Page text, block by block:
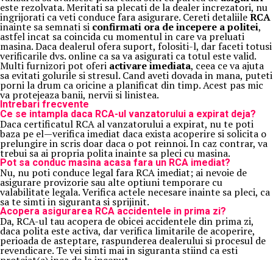
este rezolvata. Meritati sa plecati de la dealer increzatori, nu
ingrijorati ca veti conduce fara asigurare. Cereti detaliileRCA
inainte sa semnati si confirmati ora de incepere a politei,
astfel incat sa coincida cu momentul in care va preluati
masina. Daca dealerul ofera suport, folositi-l, dar faceti totusi
verificarile dvs. online ca sa va asigurati ca totul este valid.
Multi furnizori pot oferi activare imediata, ceea ce va ajuta
sa evitati golurile si stresul. Cand aveti dovada in mana, puteti
porni la drum ca oricine a planificat din timp. Acest pas mic
va protejeaza banii, nervii si linistea.
Intrebari frecvente
Ce se intampla daca RCA-ul vanzatorului a expirat deja?
Daca certificatul RCA al vanzatorului a expirat, nu te poti
baza pe el—verifica imediat daca exista acoperire si solicita o
prelungire in scris doar daca o pot reinnoi. In caz contrar, va
trebui sa ai propria polita inainte sa pleci cu masina.
Pot sa conduc masina acasa fara un RCA imediat?
Nu, nu poti conduce legal fara RCA imediat; ai nevoie de
asigurare provizorie sau alte optiuni temporare cu
valabilitate legala. Verifica actele necesare inainte sa pleci, ca
sa te simti in siguranta si sprijinit.
Acopera asigurarea RCA accidentele in prima zi?
Da, RCA-ul tau acopera de obicei accidentele din prima zi,
daca polita este activa, dar verifica limitarile de acoperire,
perioada de asteptare, raspunderea dealerului si procesul de
revendicare. Te vei simti mai in siguranta stiind ca esti